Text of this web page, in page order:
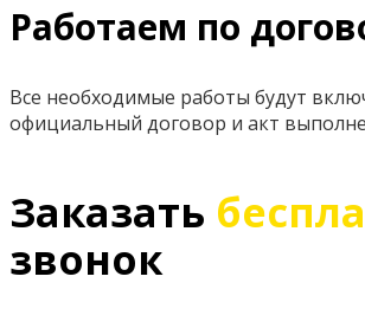
Работаем по
Все необходимые работы будут
официальный договор и акт
Заказать
звонок